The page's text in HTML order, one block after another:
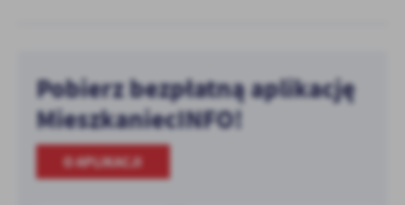
Pobierz bezpłatną aplikację
MieszkaniecINFO!
O APLIKACJI